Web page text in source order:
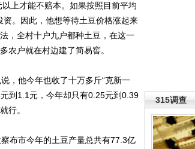
315调查
上才能不赔本。如果按照目前平均
。因此，他想等待土豆价格涨起来
，全村十户九户都种土豆，在这一
农户就在村边建了简易窖。
他今年也收了十万多斤“克新一
到1.1元，今年却只有0.25元到0.39
行。
布市今年的土豆产量总共有77.3亿